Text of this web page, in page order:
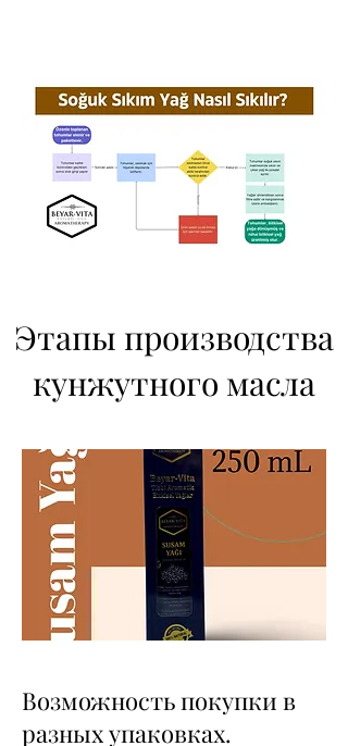
Этапы производства
кунжутного масла
Возможность покупки в
разных упаковках.